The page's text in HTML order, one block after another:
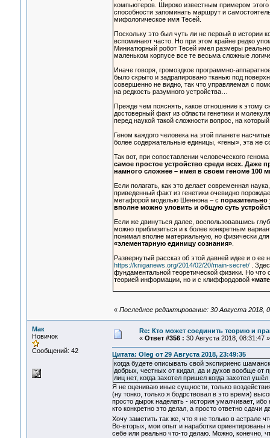
компьютеров. Широко известным примером
способности запоминать маршрут и
мифологическое имя Тесей.
Поскольку это был чуть ли не первый в истории
вспоминают часто. Но при этом крайне редко
Миниатюрный робот Тесей имел размеры
маленьком корпусе все те весьма сложные
Иначе говоря, громоздкое программно-
было скрыто и задрапировано тканью под
совершенно не видно, так что управляемая с
на редкость разумного устройства…
Прежде чем пояснять, какое отношение к этому
достоверный факт из области генетики и
перед наукой такой сложности вопрос, на
Геном каждого человека на этой планете
более содержательные единицы, «гены», эта же
Так вот, при сопоставлении человеческого
самое простое устройство среди всех. Даже
намного сложнее – имея в своем геноме 100
Если полагать, как это делает современная
приведенный факт из генетики очевидно
метафорой моделью Шеннона – с
вполне можно уловить и общую суть
Если же двинуться далее, воспользовавшись
можно приблизиться и к более конкретным
понимал вполне материальную, но физически
«элементарную единицу сознания».
Развернутый рассказ об этой давней идее и о
https://kniganews.org/2014/02/20/main-secret/.
фундаментальной теоретической физики. Но что
теорией информации, но и с клиффордовой
« Последнее редактирование: 30 Августа 2018,
Мак
Новичок
Сообщений: 42
Re: Кто может соединить теорию и
« Ответ #356 : 30 Августа 2018, 08:31:47 »
Цитата: Oleg от 29 Августа 2018, 23:49:35
когда будете описывать свой экспириенс
добрых, честных от кидал, да и духов вообще от
лиц нет, когда захотел пришел когда захотел
Я не оцениваю иные сущности, только
(ну тонко, только я бодрствовал в это время)
просто дырок наделать - история умалчивает,
кто конкретно это делал, а просто ответно сдачи
Хочу заметить так же, что я не только в астрале
Во-вторых, мои опыт и наработки
себе или реально что-то делаю. Можно, конечно,